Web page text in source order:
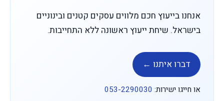
אנחנו בייעוץ חכם מלווים עסקים קטנים ובינוניים
בישראל. שיחת ייעוץ ראשונה ללא התחייבות.
דברו איתנו ←
או חייגו ישירות: 053-2290030